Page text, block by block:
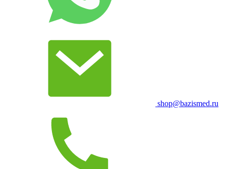
shop@bazismed.ru